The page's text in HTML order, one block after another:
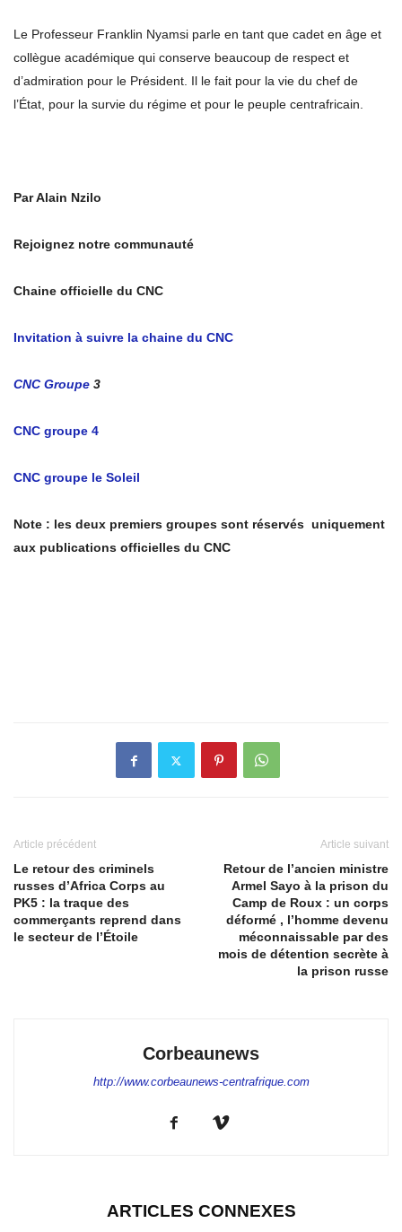
Le Professeur Franklin Nyamsi parle en tant que cadet en âge et
collègue académique qui conserve beaucoup de respect et
d’admiration pour le Président. Il le fait pour la vie du chef de
l’État, pour la survie du régime et pour le peuple centrafricain.
Par Alain Nzilo
Rejoignez notre communauté
Chaine officielle du CNC
Invitation à suivre la chaine du CNC
CNC Groupe 3
CNC groupe 4
CNC groupe le Soleil
Note : les deux premiers groupes sont réservés uniquement
aux publications officielles du CNC
Article précédent
Le retour des criminels
russes d’Africa Corps au
PK5 : la traque des
commerçants reprend dans
le secteur de l’Étoile
Article suivant
Retour de l’ancien ministre
Armel Sayo à la prison du
Camp de Roux : un corps
déformé , l’homme devenu
méconnaissable par des
mois de détention secrète à
la prison russe
Corbeaunews
http://www.corbeaunews-centrafrique.com
ARTICLES CONNEXES